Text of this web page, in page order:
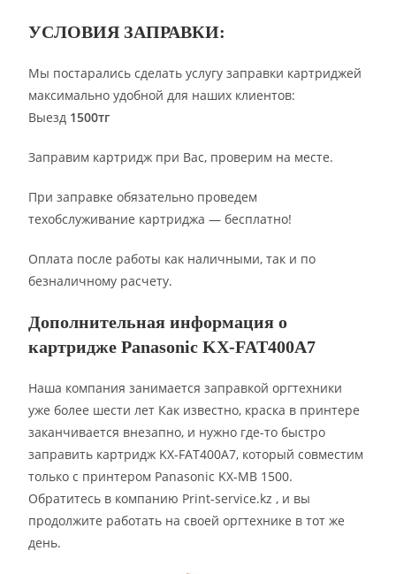
УСЛОВИЯ ЗАПРАВКИ:
Мы постарались сделать услугу заправки картриджей
максимально удобной для наших клиентов:
Выезд 1500тг
Заправим картридж при Вас, проверим на месте.
При заправке обязательно проведем
техобслуживание картриджа — бесплатно!
Оплата после работы как наличными, так и по
безналичному расчету.
Дополнительная информация о
картридже Panasonic KX-FAT400A7
Наша компания занимается заправкой оргтехники
уже более шести лет Как известно, краска в принтере
заканчивается внезапно, и нужно где-то быстро
заправить картридж KX-FAT400A7, который совместим
только с принтером Panasonic KX-MB 1500.
Обратитесь в компанию Print-service.kz , и вы
продолжите работать на своей оргтехнике в тот же
день.